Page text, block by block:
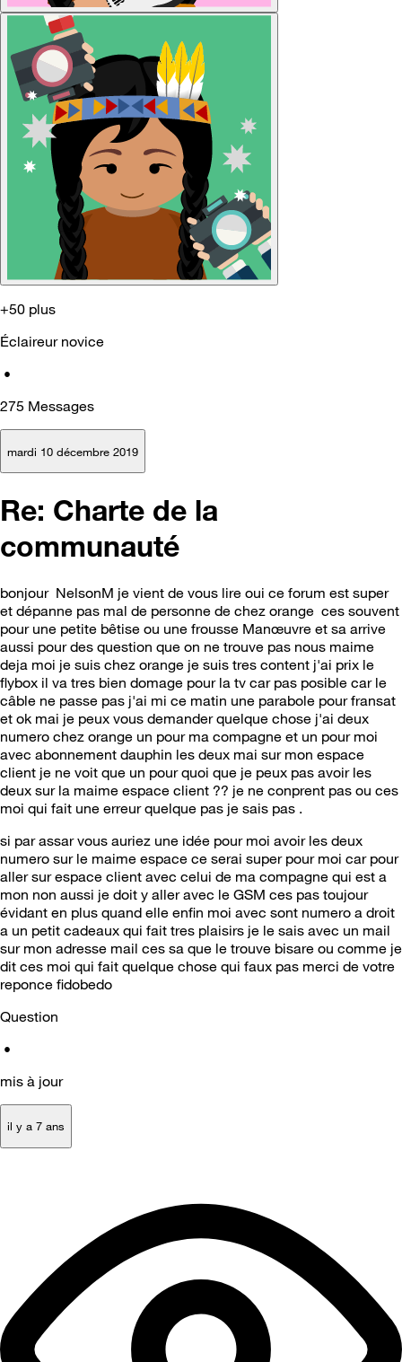
+50 plus
Éclaireur novice
•
275 Messages
mardi 10 décembre 2019
Re: Charte de la
communauté
bonjour NelsonM je vient de vous lire oui ce forum est super
et dépanne pas mal de personne de chez orange ces souvent
pour une petite bêtise ou une frousse Manœuvre et sa arrive
aussi pour des question que on ne trouve pas nous maime
deja moi je suis chez orange je suis tres content j'ai prix le
flybox il va tres bien domage pour la tv car pas posible car le
câble ne passe pas j'ai mi ce matin une parabole pour fransat
et ok mai je peux vous demander quelque chose j'ai deux
numero chez orange un pour ma compagne et un pour moi
avec abonnement dauphin les deux mai sur mon espace
client je ne voit que un pour quoi que je peux pas avoir les
deux sur la maime espace client ?? je ne conprent pas ou ces
moi qui fait une erreur quelque pas je sais pas .
si par assar vous auriez une idée pour moi avoir les deux
numero sur le maime espace ce serai super pour moi car pour
aller sur espace client avec celui de ma compagne qui est a
mon non aussi je doit y aller avec le GSM ces pas toujour
évidant en plus quand elle enfin moi avec sont numero a droit
a un petit cadeaux qui fait tres plaisirs je le sais avec un mail
sur mon adresse mail ces sa que le trouve bisare ou comme je
dit ces moi qui fait quelque chose qui faux pas merci de votre
reponce fidobedo
Question
•
mis à jour
il y a 7 ans